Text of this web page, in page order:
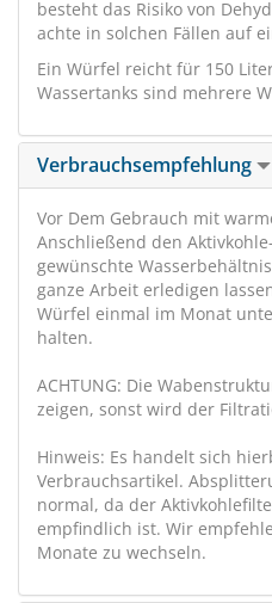
besteht das Risiko von
achte in solchen Fällen auf
Ein Würfel reicht für 150
Wassertanks sind mehrere
Verbrauchsempfehlung
Vor Dem Gebrauch mit
Anschließend den
gewünschte
ganze Arbeit erledigen
Würfel einmal im Monat
halten.
ACHTUNG: Die
zeigen, sonst wird der
Hinweis: Es handelt sich
Verbrauchsartikel.
normal, da der
empfindlich ist. Wir
Monate zu wechseln.